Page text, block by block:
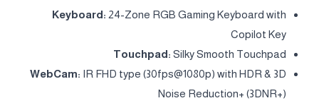
Keyboard: 24-Zone RGB Gaming Keyboard with
Copilot Key
Touchpad: Silky Smooth Touchpad
WebCam: IR FHD type (30fps@1080p) with HDR & 3D
Noise Reduction+ (3DNR+)